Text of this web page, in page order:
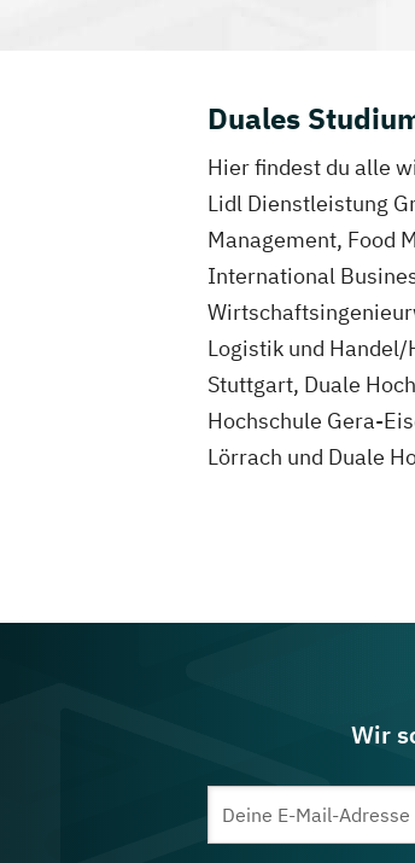
Duales
Hier findest du alle
Lidl Dienstleistung
Management, Food
International
Logistik und
Stuttgart, Duale
Hochschule Gera-
Lörrach und Duale
Wir